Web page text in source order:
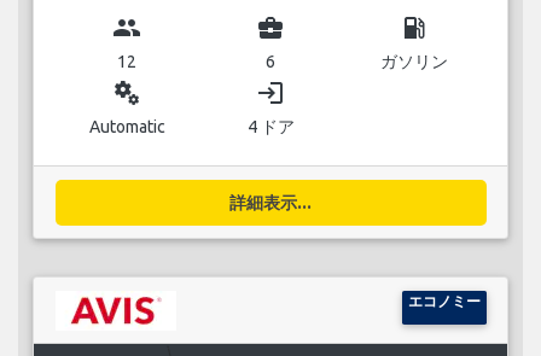
group
12
business_center
6
local_gas_station
ガソリン
miscellaneous_services
Automatic
login
4 ドア
詳細表示...
エコノミー